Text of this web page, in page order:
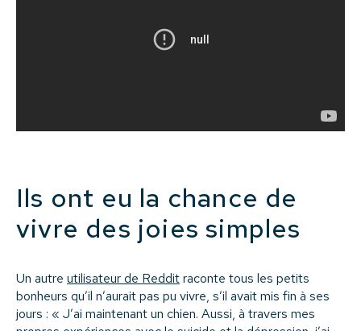
Ils ont eu la chance de
vivre des joies simples
Un autre utilisateur de Redditraconte tous les petits
bonheurs qu’il n’aurait pas pu vivre, s’il avait mis fin à ses
jours : « J’ai maintenant un chien. Aussi, à travers mes